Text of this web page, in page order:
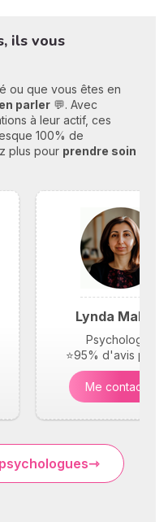
ils vous
ou que vous êtes en
parler 💬. Avec
à leur actif, ces
100% de
plus pour prendre soin
Lynda Maloufi
Psychologue
⭐95% d'avis
Me contacter